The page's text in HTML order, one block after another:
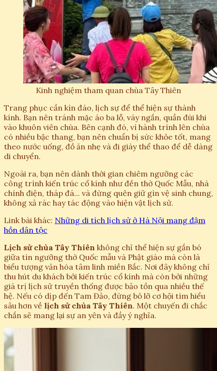
Kinh nghiệm tham quan chùa Tây Thiên
Trang phục cần kín đáo, lịch sự để thể hiện sự thành
kính. Bạn nên tránh mặc áo ba lỗ, váy ngắn, quần đùi khi
vào khuôn viên chùa. Bên cạnh đó, vì hành trình lên chùa
có nhiều bậc thang, bạn nên chuẩn bị sức khỏe tốt, mang
theo nước uống, đồ ăn nhẹ và đi giày thể thao để dễ dàng
di chuyển.
Ngoài ra, bạn nên dành thời gian chiêm ngưỡng các
công trình kiến trúc cổ kính như đền thờ Quốc Mẫu, nhà
chính điện, tháp đá... và đừng quên giữ gìn vệ sinh chung,
không xả rác hay tác động vào hiện vật lịch sử.
Link bài khác: Những di tích lịch sử ở Hà Nội mang đậm
hồn dân tộc
Lịch sử chùa Tây Thiên không chỉ thể hiện sự gắn bó
giữa tín ngưỡng thờ Quốc mẫu và Phật giáo mà còn là
biểu tượng văn hóa tâm linh miền Bắc. Nơi đây không chỉ
thu hút du khách bởi kiến trúc cổ kính mà còn bởi những
giá trị lịch sử truyền thống được bảo tồn qua nhiều thế
hệ. Nếu có dịp đến Tam Đảo, đừng bỏ lỡ cơ hội tìm hiểu
sâu hơn về lịch sử chùa Tây Thiên. Một chuyến đi chắc
chắn sẽ mang lại sự an yên và đầy ý nghĩa.